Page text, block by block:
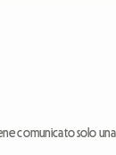
comunicato solo